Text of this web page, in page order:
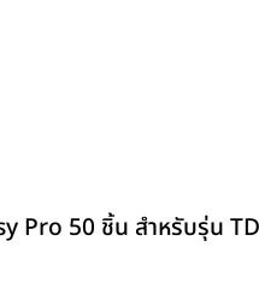
Pro 50 ชิ้น สำหรับรุ่น